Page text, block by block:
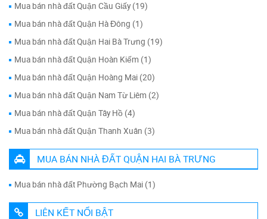
Mua bán nhà đất Quận Cầu Giấy (19)
Mua bán nhà đất Quận Hà Đông (1)
Mua bán nhà đất Quận Hai Bà Trưng (19)
Mua bán nhà đất Quận Hoàn Kiếm (1)
Mua bán nhà đất Quận Hoàng Mai (20)
Mua bán nhà đất Quận Nam Từ Liêm (2)
Mua bán nhà đất Quận Tây Hồ (4)
Mua bán nhà đất Quận Thanh Xuân (3)
MUA BÁN NHÀ ĐẤT QUẬN HAI BÀ TRƯNG
Mua bán nhà đất Phường Bạch Mai (1)
LIÊN KẾT NỔI BẬT